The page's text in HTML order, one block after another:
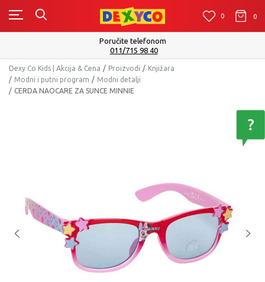
0 0 0
Poručite telefonom
011/715 98 40
Dexy Co Kids | Akcija & Cena Proizvodi
Knjižara
Modni i putni program
Modni detalji
CERDA NAOCARE ZA SUNCE MINNIE